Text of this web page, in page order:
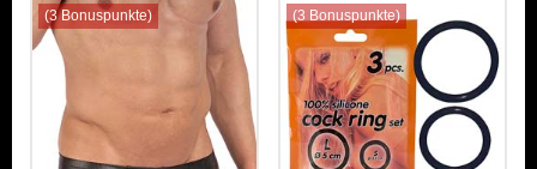
(3 Bonuspunkte) (3 Bonuspunkte)